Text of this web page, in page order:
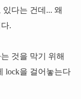
다는 건데... 왜
.
것을 막기 위해
lock을 걸어놓는다